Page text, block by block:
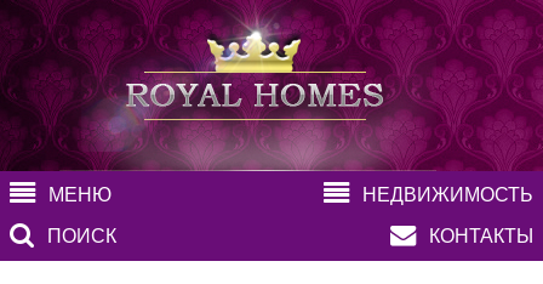
МЕНЮ
НЕДВИЖИМОСТЬ
ПОИСК
КОНТАКТЫ